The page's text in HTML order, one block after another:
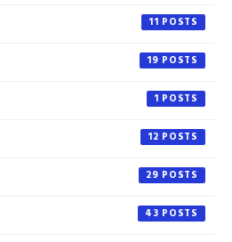
11
19
1
12
29
43